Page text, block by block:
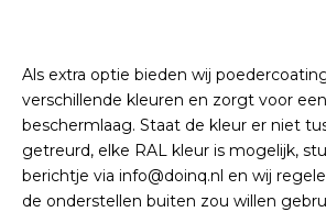
Als extra optie bieden wij
verschillende kleuren en zorgt voor
beschermlaag. Staat de kleur er niet
getreurd, elke RAL kleur is mogelijk,
berichtje via info@doinq.nl en wij
de onderstellen buiten zou willen